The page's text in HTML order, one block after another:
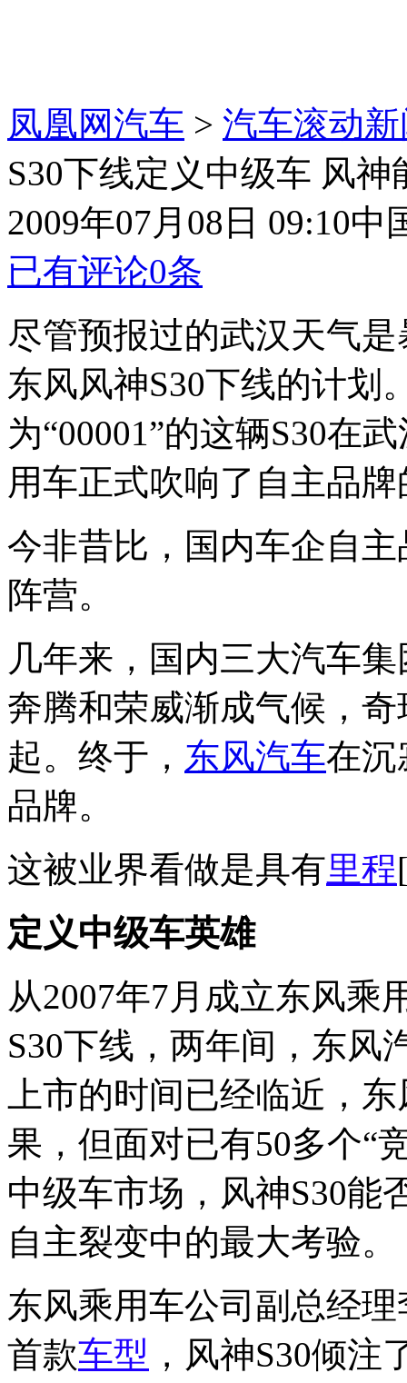
凤凰网汽车 > 汽车滚动
S30下线定义中级车 风神
2009年07月08日 09:10中
已有评论0条
尽管预报过的武汉天气
东风风神S30下线的计划
为“00001”的这辆S30在
用车正式吹响了自主品
今非昔比，国内车企自
阵营。
几年来，国内三大汽车
奔腾和荣威渐成气候，
起。终于， 东风汽车在沉
品牌。
这被业界看做是具有里程
定义中级车英雄
从2007年7月成立东风乘
S30下线，两年间，东风
上市的时间已经临近，
果，但面对已有50多个“
中级车市场，风神S30能
自主裂变中的最大考验。
东风乘用车公司副总经
首款车型 ，风神S30倾